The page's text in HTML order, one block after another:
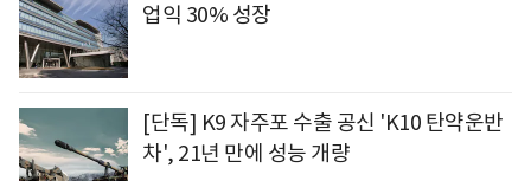
업익 30% 성장
[단독] K9 자주포 수출 공신 'K10 탄약운반
차', 21년 만에 성능 개량